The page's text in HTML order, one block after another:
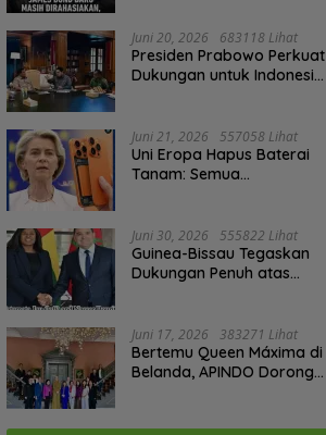
Juni 20, 2026 683118 Lihat
Presiden Prabowo Perkuat
Dukungan untuk Indonesia
Timnas Menuju Piala Dunia
2030
Juni 21, 2026 557058 Lihat
Uni Eropa Hapus Baterai
Tanam: Semua
Juni 30, 2026 555822 Lihat
Guinea-Bissau Tegaskan
Dukungan Penuh atas
Juni 17, 2026 383271 Lihat
Bertemu Queen Máxima di
Belanda, APINDO Dorong